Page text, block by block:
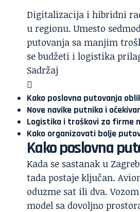
Digitalizacija i hibridni
u regionu. Umesto
putovanja sa manjim
se budžeti i logistika
Sadržaj
Kako poslovna putovanja
Nove navike putnika i
Logistika i troškovi za firme
Kako organizovati bolje
Kako poslovna
Kada se sastanak u
tada postaje ključan.
oduzme sat ili dva.
model sa dovoljno